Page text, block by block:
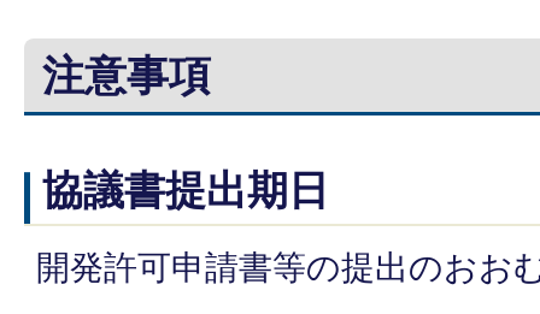
注意事項
協議書提出期日
開発許可申請書等の提出のおお